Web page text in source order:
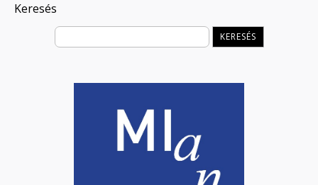
Keresés